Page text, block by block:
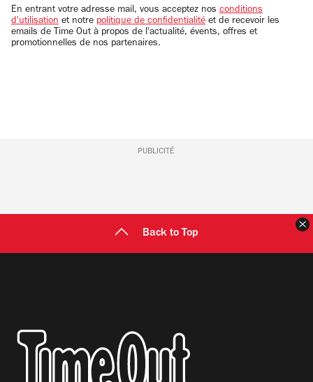
email
En entrant votre adresse mail, vous acceptez nos conditions
d'utilisation et notre politique de confidentialité et de recevoir les
emails de Time Out à propos de l'actualité, évents, offres et
promotionnelles de nos partenaires.
PUBLICITÉ
Back to Top